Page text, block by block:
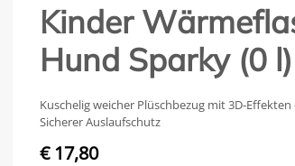
Kinder
Hund Sparky (0 l)
Kuschelig weicher Plüschbezug mit 3D-
Sicherer Auslaufschutz
€ 17,80